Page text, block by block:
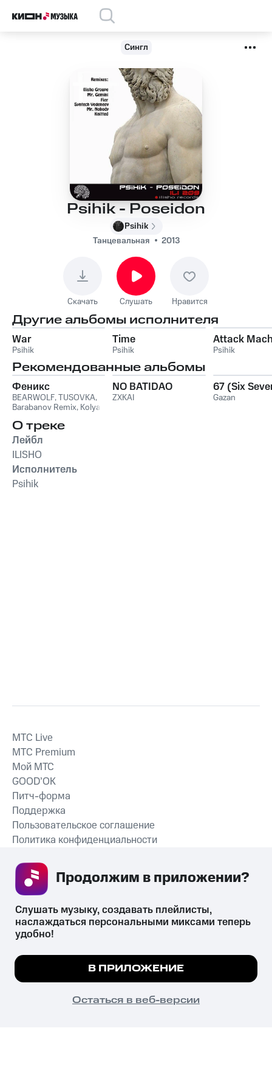
Сингл
Psihik - Poseidon
Psihik
Танцевальная
2013
Скачать Слушать Нравится
Другие альбомы исполнителя
War
Psihik
Time
Psihik
Attack
Psihik
Рекомендованные альбомы
Феникс
BEARWOLF,TUSOVKA,
Barabanov Remix, Kolya
NO BATIDAO
ZXKAI
67 (Six
Gazan
О треке
Лейбл
ILISHO
Исполнитель
Psihik
СКАЧАТЬ ПРИЛОЖЕНИЕ
MTС Live
MTС Premium
Мой МТС
GOOD’OK
Питч-форма
Поддержка
Пользовательское соглашение
Политика конфиденциальности
психотропных веществ, их аналогов причиняет вред здоровью,
их незаконный оборот запрещён и влечёт установленную
законодательством ответственность.
© 2026 ООО «КИОН».
Все права защищены
Мы используем куки, чтобы на сайте все
Подробнее
ПОНЯТНО
Слушать музыку, создавать плейлисты,
наслаждаться персональными миксами теперь
удобно!
В ПРИЛОЖЕНИЕ
Остаться в веб-версии